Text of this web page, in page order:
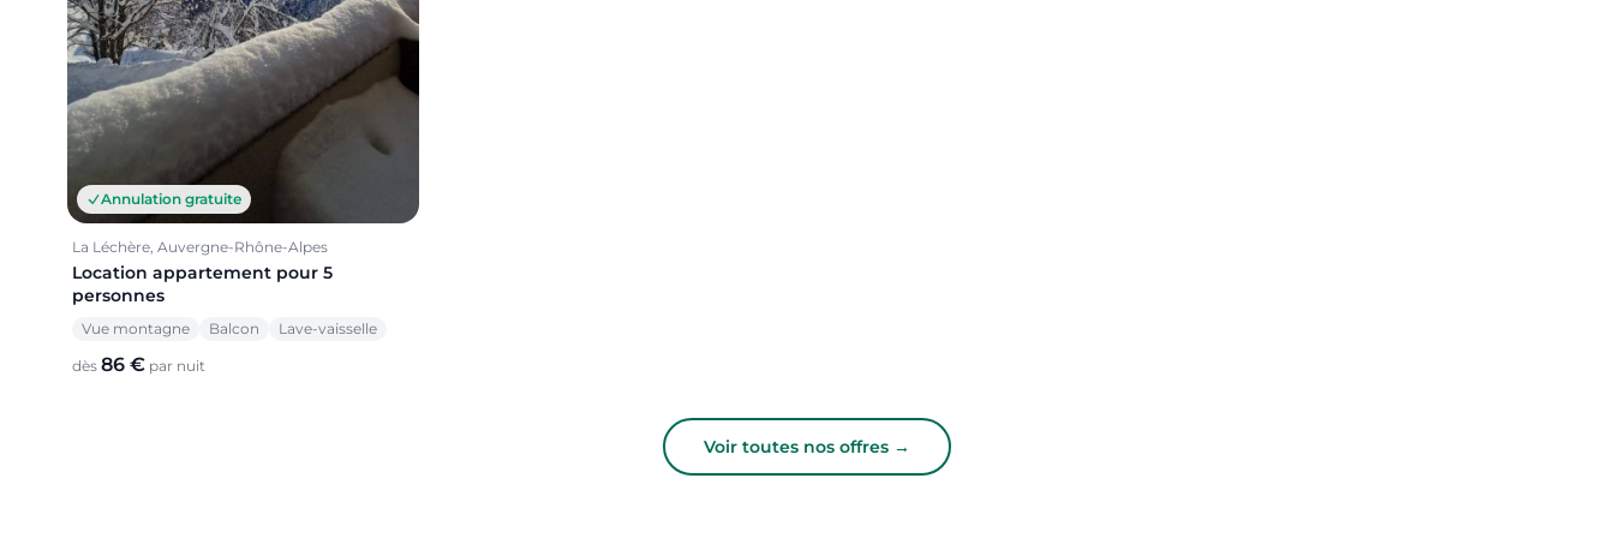
Annulation gratuite
La Léchère, Auvergne-Rhône-Alpes
Location appartement pour 5
personnes
Vue montagne Balcon Lave-vaisselle
dès 86 € par nuit
Voir toutes nos offres →